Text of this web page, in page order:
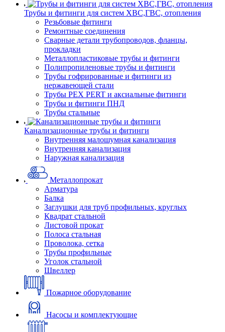
Трубы и фитинги для систем ХВС,ГВС, отопления
Резьбовые фитинги
Ремонтные соединения
Сварные детали трубопроводов, фланцы,
прокладки
Металлопластиковые трубы и фитинги
Полипропиленовые трубы и фитинги
Трубы гофрированные и фитинги из
нержавеющей стали
Трубы PEX PERT и аксиальные фитинги
Трубы и фитинги ПНД
Трубы стальные
Канализационные трубы и фитинги
Внутренняя малошумная канализация
Внутренняя канализация
Наружная канализация
Металлопрокат
Арматура
Балка
Заглушки для труб профильных, круглых
Квадрат стальной
Листовой прокат
Полоса стальная
Проволока, сетка
Трубы профильные
Уголок стальной
Швеллер
Пожарное оборудование
Насосы и комплектующие